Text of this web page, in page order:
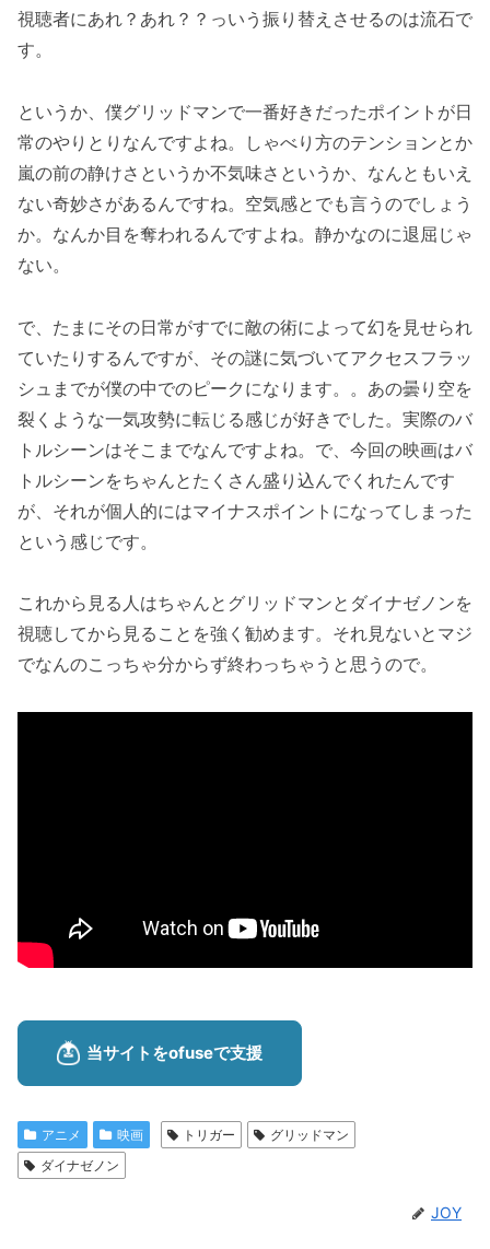
視聴者にあれ？あれ？？っいう振り替えさせるのは流石で
す。
というか、僕グリッドマンで一番好きだったポイントが日
常のやりとりなんですよね。しゃべり方のテンションとか
嵐の前の静けさというか不気味さというか、なんともいえ
ない奇妙さがあるんですね。空気感とでも言うのでしょう
か。なんか目を奪われるんですよね。静かなのに退屈じゃ
ない。
で、たまにその日常がすでに敵の術によって幻を見せられ
ていたりするんですが、その謎に気づいてアクセスフラッ
シュまでが僕の中でのピークになります。。あの曇り空を
裂くような一気攻勢に転じる感じが好きでした。実際のバ
トルシーンはそこまでなんですよね。で、今回の映画はバ
トルシーンをちゃんとたくさん盛り込んでくれたんです
が、それが個人的にはマイナスポイントになってしまった
という感じです。
これから見る人はちゃんとグリッドマンとダイナゼノンを
視聴してから見ることを強く勧めます。それ見ないとマジ
でなんのこっちゃ分からず終わっちゃうと思うので。
アニメ 映画 トリガー
グリッドマン
ダイナゼノン
JOY